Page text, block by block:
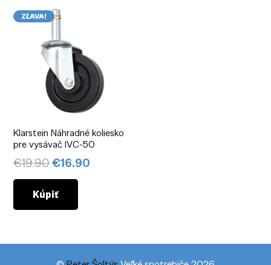
ZĽAVA!
Klarstein Náhradné koliesko
pre vysávač IVC-50
€19.90Pôvodná
cena
bola:
€19.90.
€16.90
Kúpiť